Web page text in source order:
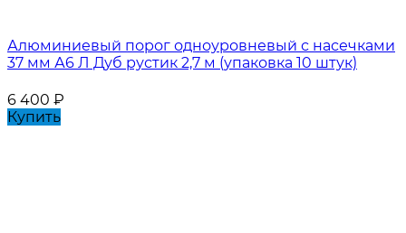
Алюминиевый порог одноуровневый с насечками
37 мм А6 Л Дуб рустик 2,7 м (упаковка 10 штук)
6 400 ₽
Купить